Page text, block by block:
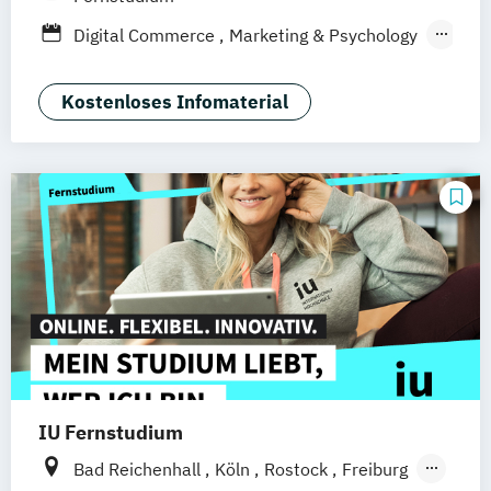
Nürnberg
Digital Commerce
Marketing & Psychology
Wirtschaftspsychologie
Kostenloses Infomaterial
IU Fernstudium
Bad Reichenhall Köln Rostock
Freiburg